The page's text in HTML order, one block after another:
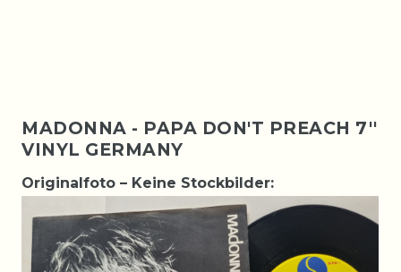
MADONNA - PAPA DON'T PREACH 7''
VINYL GERMANY
Originalfoto – Keine Stockbilder: